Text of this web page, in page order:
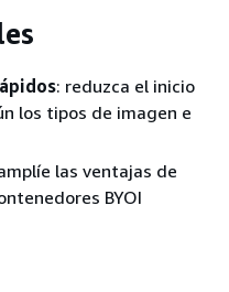
: reduzca el inicio
los tipos de imagen e
las ventajas de
BYOI